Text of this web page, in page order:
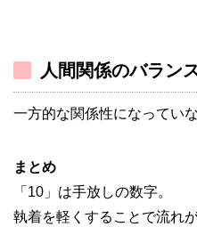
人間関係のバラン
一方的な関係性になってい
まとめ
「10」は手放しの数字。
執着を軽くすることで流れ